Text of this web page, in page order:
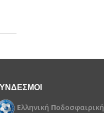
Ελληνική Ποδοσφαιρική